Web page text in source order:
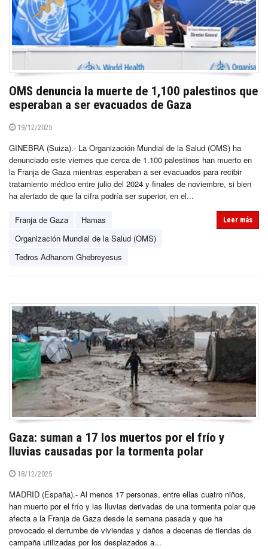
OMS denuncia la muerte de 1,100 palestinos que
esperaban a ser evacuados de Gaza
19/12/2025
GINEBRA (Suiza).- La Organización Mundial de la Salud (OMS) ha
denunciado este viernes que cerca de 1.100 palestinos han muerto en
la Franja de Gaza mientras esperaban a ser evacuados para recibir
tratamiento médico entre julio del 2024 y finales de noviembre, si bien
ha alertado de que la cifra podría ser superior, en el...
Franja de Gaza
Hamas
Organización Mundial de la Salud (OMS)
Tedros Adhanom Ghebreyesus
Leer más
Gaza: suman a 17 los muertos por el frío y
lluvias causadas por la tormenta polar
18/12/2025
MADRID (España).- Al menos 17 personas, entre ellas cuatro niños,
han muerto por el frío y las lluvias derivadas de una tormenta polar que
afecta a la Franja de Gaza desde la semana pasada y que ha
provocado el derrumbe de viviendas y daños a decenas de tiendas de
campaña utilizadas por los desplazados a...